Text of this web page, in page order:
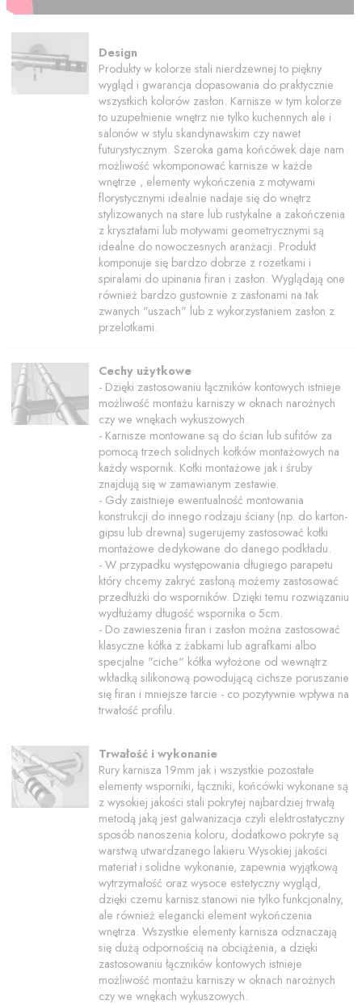
Design
Produkty w kolorze stali nierdzewnej to piękny
wygląd i gwarancja dopasowania do praktycznie
wszystkich kolorów zasłon. Karnisze w tym kolorze
to uzupełnienie wnętrz nie tylko kuchennych ale i
salonów w stylu skandynawskim czy nawet
futurystycznym. Szeroka gama końcówek daje nam
możliwość wkomponować karnisze w każde
wnętrze , elementy wykończenia z motywami
florystycznymi idealnie nadaje się do wnętrz
stylizowanych na stare lub rustykalne a zakończenia
z kryształami lub motywami geometrycznymi są
idealne do nowoczesnych aranżacji. Produkt
komponuje się bardzo dobrze z rozetkami i
spiralami do upinania firan i zasłon. Wyglądają one
również bardzo gustownie z zasłonami na tak
zwanych "uszach" lub z wykorzystaniem zasłon z
przelotkami.
Cechy użytkowe
- Dzięki zastosowaniu łączników kontowych istnieje
możliwość montażu karniszy w oknach narożnych
czy we wnękach wykuszowych.
- Karnisze montowane są do ścian lub sufitów za
pomocą trzech solidnych kołków montażowych na
każdy wspornik. Kołki montażowe jak i śruby
znajdują się w zamawianym zestawie.
- Gdy zaistnieje ewentualność montowania
konstrukcji do innego rodzaju ściany (np. do karton-
gipsu lub drewna) sugerujemy zastosować kołki
montażowe dedykowane do danego podkładu.
- W przypadku występowania długiego parapetu
który chcemy zakryć zasłoną możemy zastosować
przedłużki do wsporników. Dzięki temu rozwiązaniu
wydłużamy długość wspornika o 5cm.
- Do zawieszenia firan i zasłon można zastosować
klasyczne kółka z żabkami lub agrafkami albo
specjalne "ciche" kółka wyłożone od wewnątrz
wkładką silikonową powodującą cichsze poruszanie
się firan i mniejsze tarcie - co pozytywnie wpływa na
trwałość profilu.
Trwałość i wykonanie
Rury karnisza 19mm jak i wszystkie pozostałe
elementy wsporniki, łączniki, końcówki wykonane są
z wysokiej jakości stali pokrytej najbardziej trwałą
metodą jaką jest galwanizacja czyli elektrostatyczny
sposób nanoszenia koloru, dodatkowo pokryte są
warstwą utwardzanego lakieru.Wysokiej jakości
materiał i solidne wykonanie, zapewnia wyjątkową
wytrzymałość oraz wysoce estetyczny wygląd,
dzięki czemu karnisz stanowi nie tylko funkcjonalny,
ale również elegancki element wykończenia
wnętrza. Wszystkie elementy karnisza odznaczają
się dużą odpornością na obciążenia, a dzięki
zastosowaniu łączników kontowych istnieje
możliwość montażu karniszy w oknach narożnych
czy we wnękach wykuszowych.